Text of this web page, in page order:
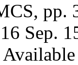
pp.
Sep.